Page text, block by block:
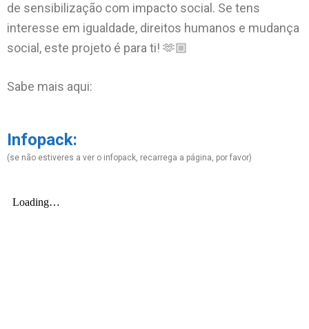
de sensibilização com impacto social. Se tens
interesse em igualdade, direitos humanos e mudança
social, este projeto é para ti! 🫶🏼
Sabe mais aqui:
Infopack:
(se não estiveres a ver o infopack, recarrega a página, por favor)